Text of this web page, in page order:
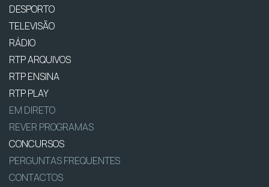
DESPORTO
TELEVISÃO
RÁDIO
RTP ARQUIVOS
RTP ENSINA
RTP PLAY
EM DIRETO
REVER PROGRAMAS
CONCURSOS
PERGUNTAS FREQUENTES
CONTACTOS